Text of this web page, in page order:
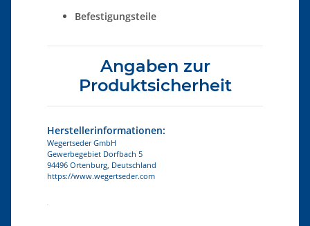
Befestigungsteile
Angaben zur
Produktsicherheit
Herstellerinformationen:
Wegertseder GmbH
Gewerbegebiet Dorfbach 5
94496 Ortenburg, Deutschland
https://www.wegertseder.com